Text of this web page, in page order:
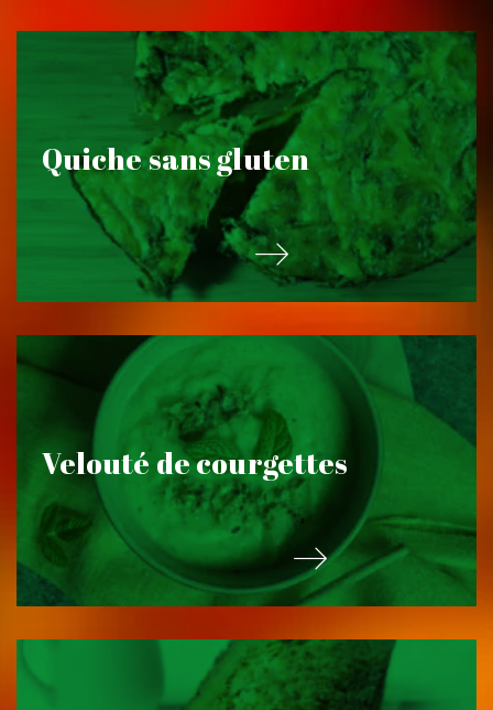
Quiche sans gluten
Velouté de courgettes